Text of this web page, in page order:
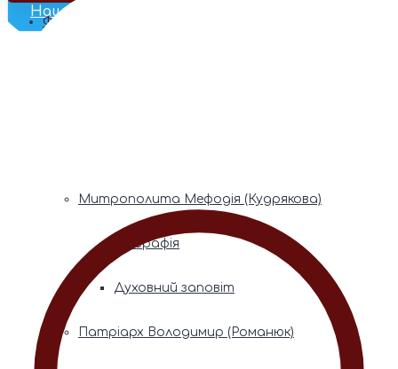
Наш Телеграм
Фонди пам’яті
Митрополита Мефодія (Кудрякова)
Біографія
Духовний заповіт
Патріарх Володимир (Романюк)